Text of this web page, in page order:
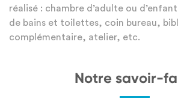
réalisé : chambre d’adulte ou
de bains et toilettes, coin bureau,
complémentaire, atelier, etc.
Notre savoir-